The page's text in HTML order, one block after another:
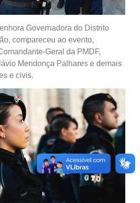
Governadora do Distrito
compareceu ao evento,
Geral da PMDF,
Mendonça Palhares e demais
e civis.